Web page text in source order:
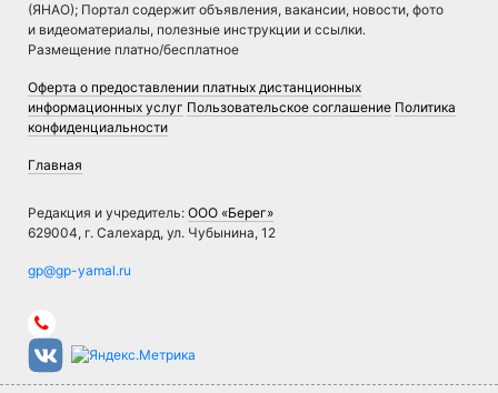
(ЯНАО); Портал содержит объявления, вакансии, новости, фото
и видеоматериалы, полезные инструкции и ссылки.
Размещение платно/бесплатное
Оферта о предоставлении платных дистанционных
информационных услуг Пользовательское соглашение Политика
конфиденциальности
Главная
Редакция и учредитель: ООО «Берег»
629004, г. Салехард, ул. Чубынина, 12